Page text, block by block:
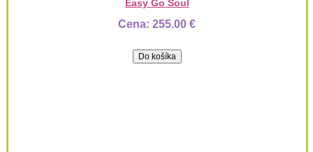
Easy Go Soul
Cena:255.00 €